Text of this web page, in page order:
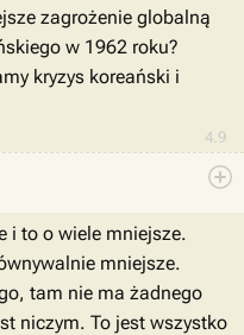
4.9
zagrożenie globalną
w 1962 roku?
kryzys koreański i
i to o wiele mniejsze.
mniejsze.
tam nie ma żadnego
niczym. To jest wszystko